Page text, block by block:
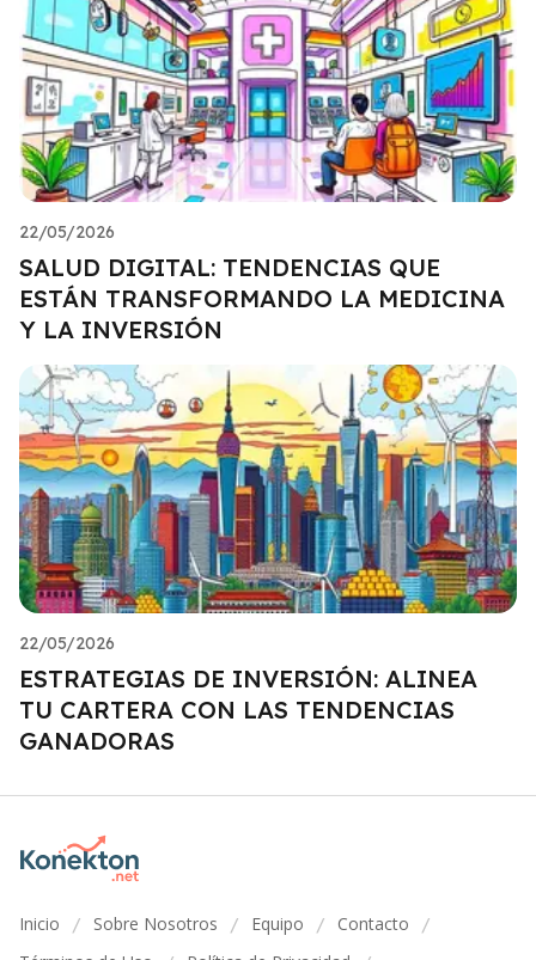
22/05/2026
SALUD DIGITAL: TENDENCIAS QUE
ESTÁN TRANSFORMANDO LA MEDICINA
Y LA INVERSIÓN
22/05/2026
ESTRATEGIAS DE INVERSIÓN: ALINEA
TU CARTERA CON LAS TENDENCIAS
GANADORAS
Inicio / Sobre Nosotros / Equipo / Contacto /